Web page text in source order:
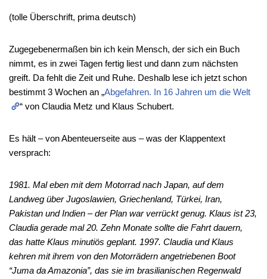
(tolle Überschrift, prima deutsch)
Zugegebenermaßen bin ich kein Mensch, der sich ein Buch
nimmt, es in zwei Tagen fertig liest und dann zum nächsten
greift. Da fehlt die Zeit und Ruhe. Deshalb lese ich jetzt schon
bestimmt 3 Wochen an „Abgefahren. In 16 Jahren um die Welt
“ von Claudia Metz und Klaus Schubert.
Es hält – von Abenteuerseite aus – was der Klappentext
versprach:
1981. Mal eben mit dem Motorrad nach Japan, auf dem
Landweg über Jugoslawien, Griechenland, Türkei, Iran,
Pakistan und Indien – der Plan war verrückt genug. Klaus ist 23,
Claudia gerade mal 20. Zehn Monate sollte die Fahrt dauern,
das hatte Klaus minutiös geplant. 1997. Claudia und Klaus
kehren mit ihrem von den Motorrädern angetriebenen Boot
“Juma da Amazonia”, das sie im brasilianischen Regenwald